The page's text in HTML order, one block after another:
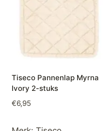
Tiseco Pannenlap Myrna
Ivory 2-stuks
€6,95